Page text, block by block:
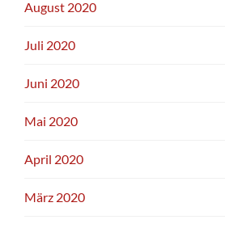
August 2020
Juli 2020
Juni 2020
Mai 2020
April 2020
März 2020